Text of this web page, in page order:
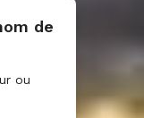
de
ou